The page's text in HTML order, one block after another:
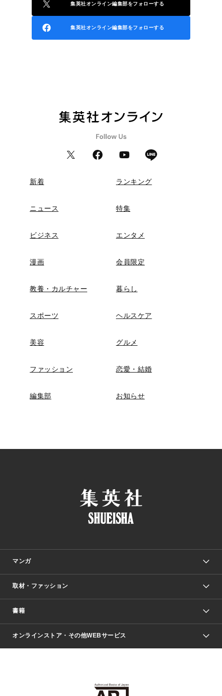
集英社オンライン編集部をフォローする
集英社オンライン編集部をフォローする
新着 ランキング
ニュース 特集
ビジネス エンタメ
漫画 会員限定
教養・カルチャー 暮らし
スポーツ ヘルスケア
美容 グルメ
ファッション 恋愛・結婚
編集部 お知らせ
マンガ
少年マンガ
Vジャンプ
週刊ヤングジャンプ
取材・ファッション
Seventeen
芸能・情報・スポーツ
書籍
文芸・文庫・総合
ライトノベル・ノベライズ
オンラインストア・その他WEBサービス